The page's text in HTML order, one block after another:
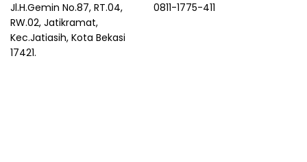
Jl.H.Gemin No.87, RT.04,
RW.02, Jatikramat,
Kec.Jatiasih, Kota Bekasi
17421.
0811-1775-411